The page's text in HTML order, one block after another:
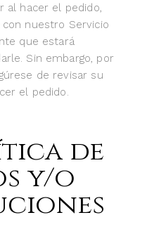
al hacer el pedido,
nuestro Servicio
que estará
Sin embargo, por
de revisar su
el pedido.
de
y/o